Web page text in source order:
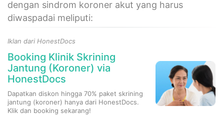
dengan sindrom koroner akut yang harus
diwaspadai meliputi:
Iklan dari HonestDocs
Booking Klinik Skrining
Jantung (Koroner) via
HonestDocs
Dapatkan diskon hingga 70% paket skrining
jantung (koroner) hanya dari HonestDocs.
Klik dan booking sekarang!